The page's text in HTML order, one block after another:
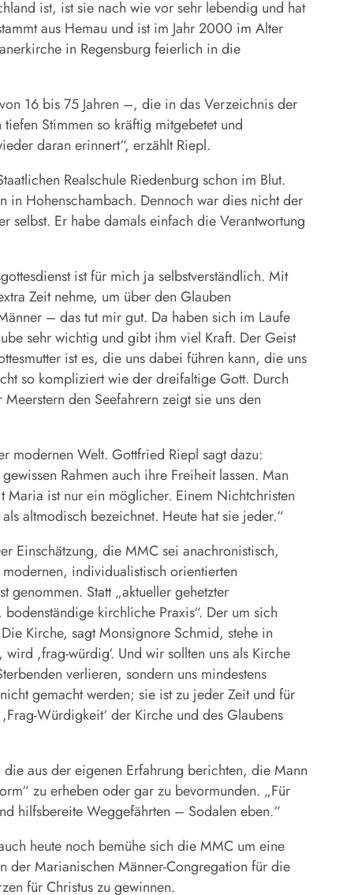
ist, ist sie nach wie vor sehr lebendig und hat
aus Hemau und ist im Jahr 2000 im Alter
in Regensburg feierlich in die
16 bis 75 Jahren –, die in das Verzeichnis der
Stimmen so kräftig mitgebetet und
daran erinnert“, erzählt Riepl.
Realschule Riedenburg schon im Blut.
in Hohenschambach. Dennoch war dies nicht der
Er habe damals einfach die Verantwortung
ist für mich ja selbstverständlich. Mit
Zeit nehme, um über den Glauben
– das tut mir gut. Da haben sich im Laufe
sehr wichtig und gibt ihm viel Kraft. Der Geist
ist es, die uns dabei führen kann, die uns
so kompliziert wie der dreifaltige Gott. Durch
den Seefahrern zeigt sie uns den
modernen Welt. Gottfried Riepl sagt dazu:
Rahmen auch ihre Freiheit lassen. Man
Maria ist nur ein möglicher. Einem Nichtchristen
altmodisch bezeichnet. Heute hat sie jeder.“
Einschätzung, die MMC sei anachronistisch,
individualistisch orientierten
genommen. Statt „aktueller gehetzter
kirchliche Praxis“. Der um sich
Kirche, sagt Monsignore Schmid, stehe in
,frag-würdig‘. Und wir sollten uns als Kirche
verlieren, sondern uns mindestens
gemacht werden; sie ist zu jeder Zeit und für
Würdigkeit‘ der Kirche und des Glaubens
aus der eigenen Erfahrung berichten, die Mann
zu erheben oder gar zu bevormunden. „Für
hilfsbereite Weggefährten – Sodalen eben.“
heute noch bemühe sich die MMC um eine
der Marianischen Männer-Congregation für die
für Christus zu gewinnen.